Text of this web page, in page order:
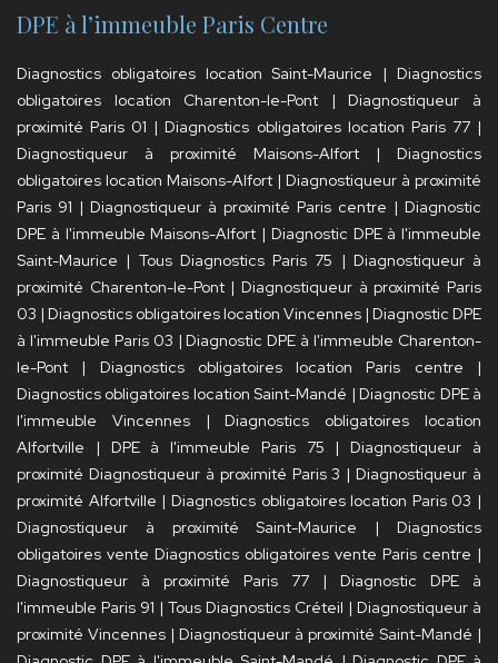
DPE à l’immeuble Paris Centre
Diagnostics obligatoires location Saint-Maurice | Diagnostics
obligatoires location Charenton-le-Pont | Diagnostiqueur à
proximité Paris 01 | Diagnostics obligatoires location Paris 77|
Diagnostiqueur à proximité Maisons-Alfort | Diagnostics
obligatoires location Maisons-Alfort | Diagnostiqueur à proximité
Paris 91 | Diagnostiqueur à proximité Paris centre | Diagnostic
DPE à l'immeuble Maisons-Alfort | Diagnostic DPE à l'immeuble
Saint-Maurice | Tous Diagnostics Paris 75 | Diagnostiqueur à
proximité Charenton-le-Pont| Diagnostiqueur à proximité Paris
03 | Diagnostics obligatoires location Vincennes | Diagnostic DPE
à l'immeuble Paris 03 | Diagnostic DPE à l'immeuble Charenton-
le-Pont | Diagnostics obligatoires location Paris centre |
Diagnostics obligatoires location Saint-Mandé | Diagnostic DPE à
l'immeuble Vincennes| Diagnostics obligatoires location
Alfortville | DPE à l'immeuble Paris 75 | Diagnostiqueur à
proximité Diagnostiqueur à proximité Paris 3 | Diagnostiqueur à
proximité Alfortville | Diagnostics obligatoires location Paris 03 |
Diagnostiqueur à proximité Saint-Maurice | Diagnostics
obligatoires vente Diagnostics obligatoires vente Paris centre |
Diagnostiqueur à proximité Paris 77 | Diagnostic DPE à
l'immeuble Paris 91 | Tous Diagnostics Créteil | Diagnostiqueur à
proximité Vincennes | Diagnostiqueur à proximité Saint-Mandé |